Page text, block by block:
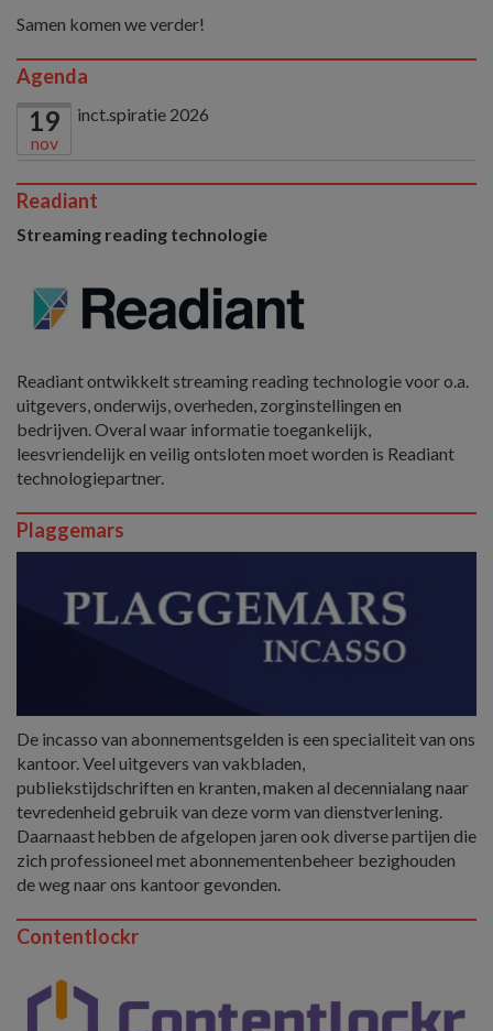
Samen komen we verder!
Agenda
19
nov
inct.spiratie 2026
Readiant
Streaming reading technologie
Readiant ontwikkelt streaming reading technologie voor o.a.
uitgevers, onderwijs, overheden, zorginstellingen en
bedrijven. Overal waar informatie toegankelijk,
leesvriendelijk en veilig ontsloten moet worden is Readiant
technologiepartner.
Plaggemars
De incasso van abonnementsgelden is een specialiteit van ons
kantoor. Veel uitgevers van vakbladen,
publiekstijdschriften en kranten, maken al decennialang naar
tevredenheid gebruik van deze vorm van dienstverlening.
Daarnaast hebben de afgelopen jaren ook diverse partijen die
zich professioneel met abonnementenbeheer bezighouden
de weg naar ons kantoor gevonden.
Contentlockr